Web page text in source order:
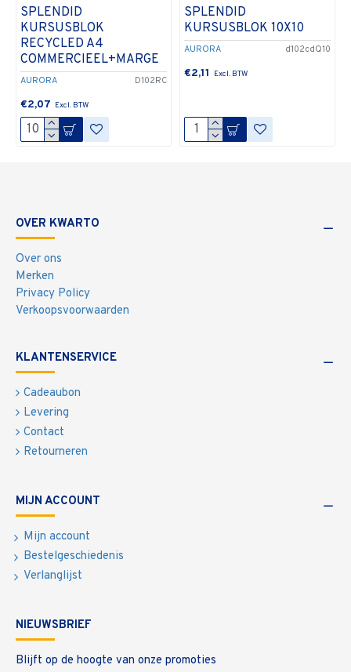
AURORA D102RC
SPLENDID
KURSUSBLOK
RECYCLED A4
COMMERCIEEL+MARGE
€2,07
AURORA d102cdQ10
SPLENDID
KURSUSBLOK 10X10
€2,11
OVER KWARTO
Over ons
Merken
Privacy Policy
Verkoopsvoorwaarden
KLANTENSERVICE
Cadeaubon
Levering
Contact
Retourneren
MIJN ACCOUNT
Mijn account
Bestelgeschiedenis
Verlanglijst
NIEUWSBRIEF
Blijft op de hoogte van onze promoties